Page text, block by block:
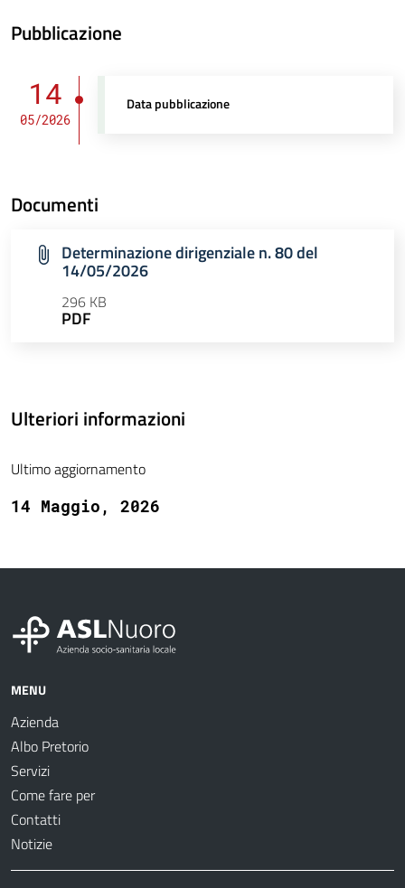
Pubblicazione
14
05/2026
Data pubblicazione
Documenti
Determinazione dirigenziale n. 80 del
14/05/2026
296 KB
PDF
Ulteriori informazioni
Ultimo aggiornamento
14 Maggio, 2026
MENU
Azienda
Albo Pretorio
Servizi
Come fare per
Contatti
Notizie